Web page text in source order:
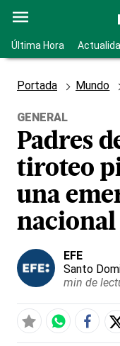
Última Hora
Portada Mundo
GENERAL
Padres
tiroteo
una
EFE
Santo
min de